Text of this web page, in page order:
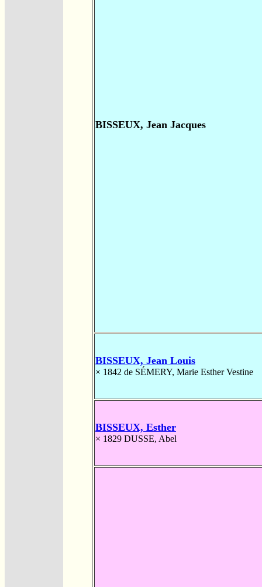
BISSEUX, Jean Jacques
BISSEUX, Jean Louis
× 1842 de SÉMERY, Marie Esther Vestine
BISSEUX, Esther
× 1829 DUSSE, Abel